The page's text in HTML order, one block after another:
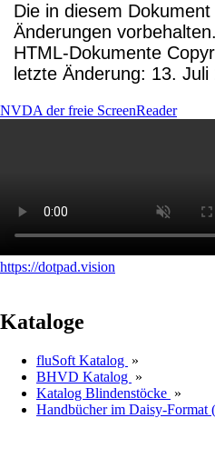
Die in diesem
Änderungen vorbehalten.
HTML-Dokumente
letzte Änderung: 13. Juli
NVDA der freie ScreenReader
https://dotpad.vision
Kataloge
fluSoft Katalog »
BHVD Katalog »
Katalog Blindenstöcke »
Handbücher im Daisy-